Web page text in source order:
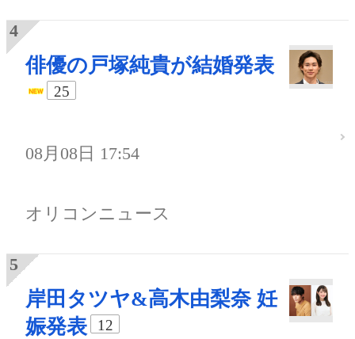
俳優の戸塚純貴が結婚発表
25
08月08日 17:54
オリコンニュース
岸田タツヤ&高木由梨奈 妊
娠発表
12